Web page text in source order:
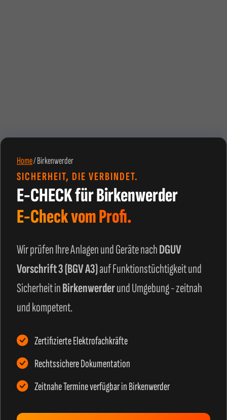
Home/Birkenwerder
SICHERHEIT, DIE VERBINDET.
E-CHECK für Birkenwerder
E-Check vom Profi.
Wir prüfen Ihre Anlagen und Geräte nachDGUV
Vorschrift 3 (BGV A3)auf Funktionstüchtigkeit und
Sicherheit inBirkenwerderund Umgebung - zeitnah
und kompetent.
Zertifizierte Elektrofachkräfte
Rechtssichere Dokumentation
Zeitnahe Termine verfügbar in Birkenwerder